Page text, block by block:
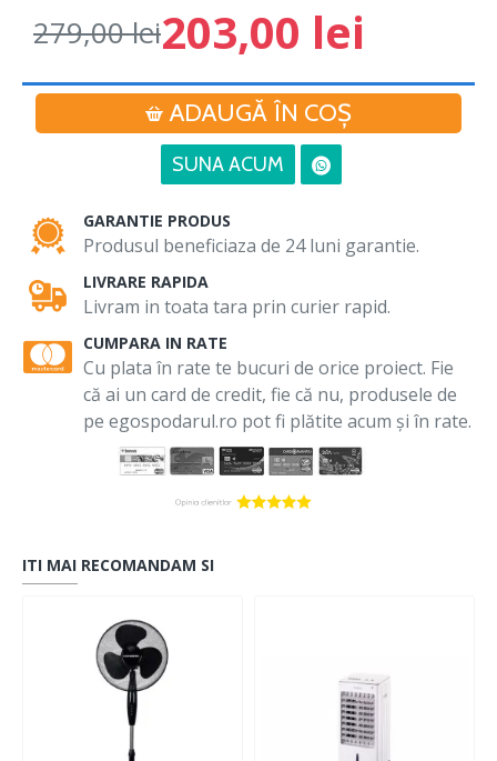
203,00 lei
279,00 lei
ADAUGĂ ÎN COŞ
SUNA ACUM
GARANTIE PRODUS
Produsul beneficiaza de 24 luni garantie.
LIVRARE RAPIDA
Livram in toata tara prin curier rapid.
CUMPARA IN RATE
Cu plata în rate te bucuri de orice proiect. Fie
că ai un card de credit, fie că nu, produsele de
pe egospodarul.ro pot fi plătite acum și în rate.
ITI MAI RECOMANDAM SI